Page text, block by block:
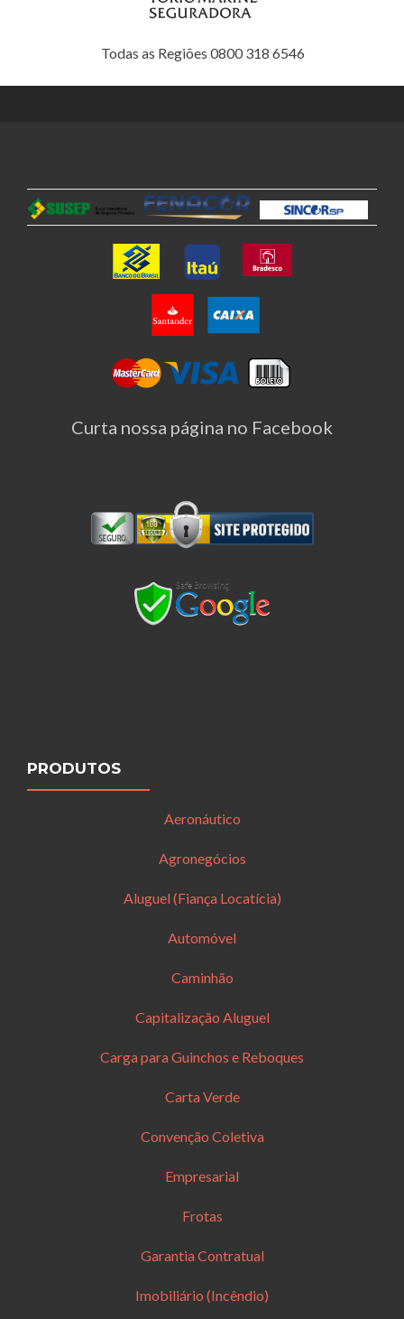
Todas as Regiões 0800 318 6546
Curta nossa página no Facebook
PRODUTOS
Aeronáutico
Agronegócios
Aluguel (Fiança Locatícia)
Automóvel
Caminhão
Capitalização Aluguel
Carga para Guinchos e Reboques
Carta Verde
Convenção Coletiva
Empresarial
Frotas
Garantia Contratual
Imobiliário (Incêndio)